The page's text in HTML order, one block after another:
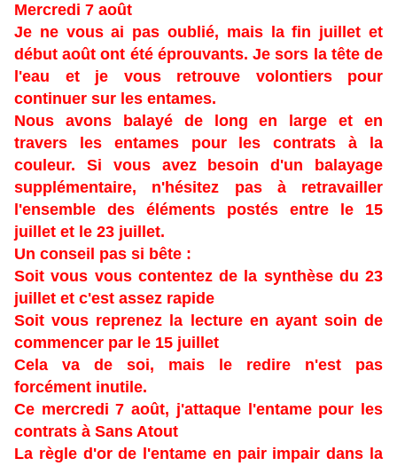
Mercredi 7 août
Je ne vous ai pas oublié, mais la fin juillet et
début août ont été éprouvants. Je sors la tête de
l'eau et je vous retrouve volontiers pour
continuer sur les entames.
Nous avons balayé de long en large et en
travers les entames pour les contrats à la
couleur. Si vous avez besoin d'un balayage
supplémentaire, n'hésitez pas à retravailler
l'ensemble des éléments postés entre le 15
juillet et le 23 juillet.
Un conseil pas si bête :
Soit vous vous contentez de la synthèse du 23
juillet et c'est assez rapide
Soit vous reprenez la lecture en ayant soin de
commencer par le 15 juillet
Cela va de soi, mais le redire n'est pas
forcément inutile.
Ce mercredi 7 août, j'attaque l'entame pour les
contrats à Sans Atout
La règle d'or de l'entame en pair impair dans la